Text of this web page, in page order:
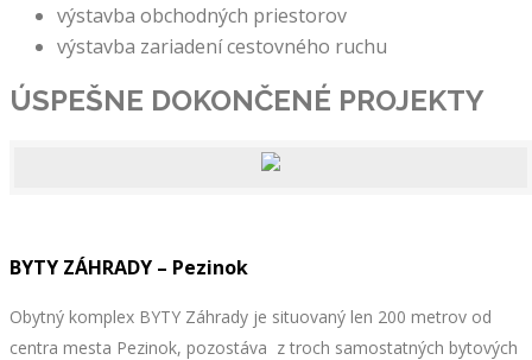
výstavba obchodných priestorov
výstavba zariadení cestovného ruchu
ÚSPEŠNE DOKONČENÉ PROJEKTY
BYTY ZÁHRADY – Pezinok
Obytný komplex BYTY Záhrady je situovaný len 200 metrov od
centra mesta Pezinok, pozostáva z troch samostatných bytových